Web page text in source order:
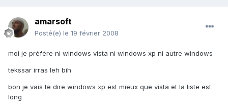
amarsoft
Posté(e) le 19 février 2008
moi je préfère ni windows vista ni windows xp ni autre windows
tekssar irras leh bih
bon je vais te dire windows xp est mieux que vista et la liste est
long